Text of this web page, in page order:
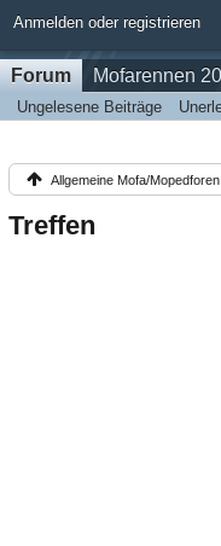
Anmelden oder registrieren
Forum Mofarennen
Ungelesene Beiträge
Allgemeine Mofa/Mopedforen
Treffen